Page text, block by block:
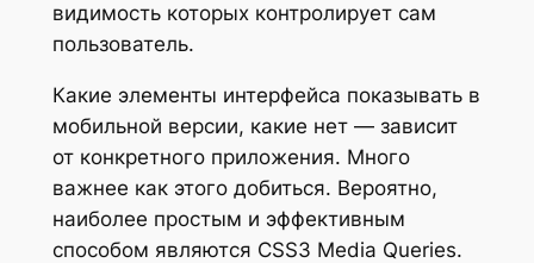
видимость которых контролирует сам
пользователь.
Какие элементы интерфейса показывать в
мобильной версии, какие нет — зависит
от конкретного приложения. Много
важнее как этого добиться. Вероятно,
наиболее простым и эффективным
способом являются CSS3 Media Queries.